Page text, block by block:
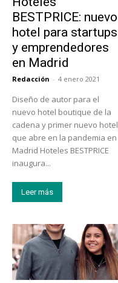
BESTPRICE: nuevo
hotel para startups
y emprendedores
en Madrid
Redacción - 4 enero 2021
Diseño de autor para el
nuevo hotel boutique de la
cadena y primer nuevo hotel
que abre en la pandemia en
Madrid Hoteles BESTPRICE
inaugura...
Leer más